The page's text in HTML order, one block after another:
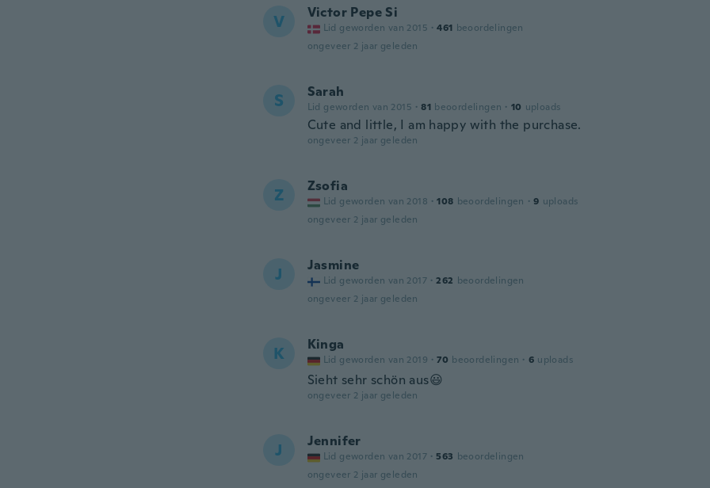
V Victor Pepe Si
Lid geworden van 2015 · 461 beoordelingen
ongeveer 2 jaar geleden
S Sarah
Lid geworden van 2015 · 81 beoordelingen · 10 uploads
Cute and little, I am happy with the purchase.
ongeveer 2 jaar geleden
Z Zsofia
Lid geworden van 2018 · 108 beoordelingen · 9 uploads
ongeveer 2 jaar geleden
J Jasmine
Lid geworden van 2017 · 262 beoordelingen
ongeveer 2 jaar geleden
K Kinga
Lid geworden van 2019 · 70 beoordelingen · 6 uploads
Sieht sehr schön aus😃
ongeveer 2 jaar geleden
J Jennifer
Lid geworden van 2017 · 563 beoordelingen
ongeveer 2 jaar geleden